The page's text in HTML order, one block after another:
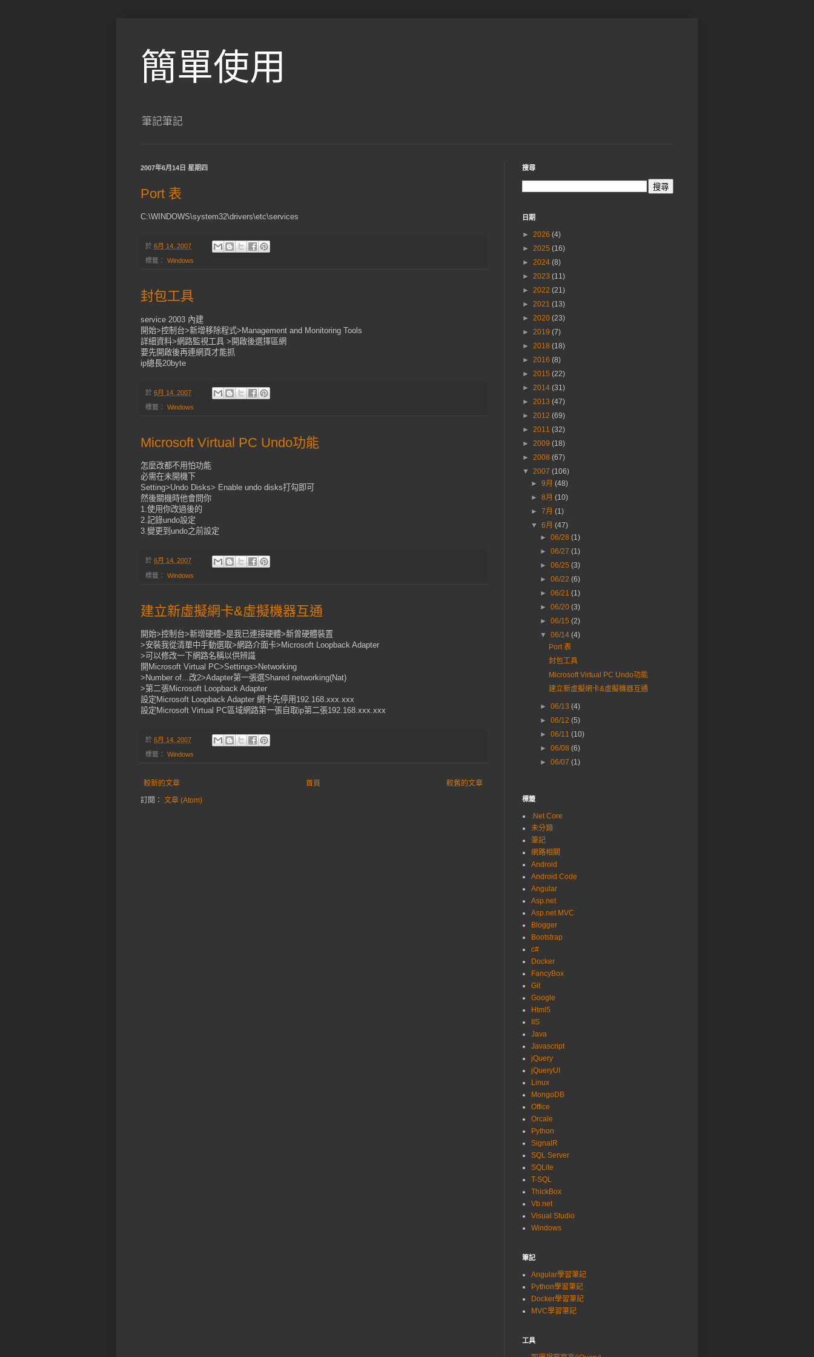
簡單使用
筆記筆記
2007年6月14日 星期四
Port 表
C:\WINDOWS\system32\drivers\etc\services
於 6月 14, 2007
標籤： Windows
封包工具
service 2003 內建
開始>控制台>新增移除程式>Management and Monitoring Tools
詳細資料>網路監視工具 >開啟後選擇區網
要先開啟後再連網頁才能抓
ip總長20byte
於 6月 14, 2007
標籤： Windows
Microsoft Virtual PC Undo功能
怎麼改都不用怕功能
必需在未開機下
Setting>Undo Disks> Enable undo disks打勾即可
然後關機時他會問你
1.使用你改過後的
2.記錄undo設定
3.變更到undo之前設定
於 6月 14, 2007
標籤： Windows
建立新虛擬網卡&虛擬機器互通
開始>控制台>新增硬體>是我已連接硬體>新曾硬體裝置
>安裝我從清單中手動選取>網路介面卡>Microsoft Loopback Adapter
>可以修改一下網路名稱以供辨識
開Microsoft Virtual PC>Settings>Networking
>Number of...改2>Adapter第一張選Shared networking(Nat)
>第二張Microsoft Loopback Adapter
設定Microsoft Loopback Adapter 網卡先停用192.168.xxx.xxx
設定Microsoft Virtual PC區域網路第一張自取ip第二張192.168.xxx.xxx
於 6月 14, 2007
標籤： Windows
較新的文章 較舊的文章
首頁
訂閱： 文章 (Atom)
搜尋
日期
► 2026 (4)
► 2025 (16)
► 2024 (8)
► 2023 (11)
► 2022 (21)
► 2021 (13)
► 2020 (23)
► 2019 (7)
► 2018 (18)
► 2016 (8)
► 2015 (22)
► 2014 (31)
► 2013 (47)
► 2012 (69)
► 2011 (32)
► 2009 (18)
► 2008 (67)
▼ 2007 (106)
►9月(48)
►8月(10)
►7月(1)
▼6月(47)
► 06/28 (1)
► 06/27 (1)
► 06/25 (3)
► 06/22 (6)
► 06/21 (1)
► 06/20 (3)
► 06/15 (2)
▼ 06/14 (4)
Port 表
封包工具
Microsoft Virtual PC Undo功能
建立新虛擬網卡&虛擬機器互通
► 06/13 (4)
► 06/12 (5)
► 06/11 (10)
► 06/08 (6)
► 06/07 (1)
標籤
.Net Core
未分類
筆記
網路相關
Android
Android Code
Angular
Asp.net
Asp.net MVC
Blogger
Bootstrap
c#
Docker
FancyBox
Git
Google
Html5
IIS
Java
Javascript
jQuery
jQueryUI
Linux
MongoDB
Office
Orcale
Python
SignalR
SQL Server
SQLite
T-SQL
ThickBox
Vb.net
Visual Studio
Windows
筆記
Angular學習筆記
Python學習筆記
Docker學習筆記
MVC學習筆記
工具